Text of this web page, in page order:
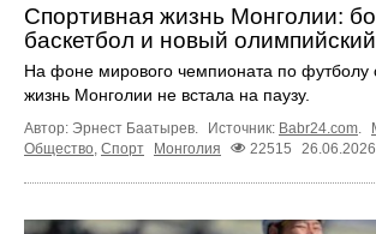
Спортивная жизнь Монголии:
баскетбол и новый
На фоне мирового чемпионата по футболу
жизнь Монголии не встала на паузу.
Автор: Эрнест Баатырев. Источник: Babr24.com.
Общество, Спорт Монголия 22515 26.06.2026